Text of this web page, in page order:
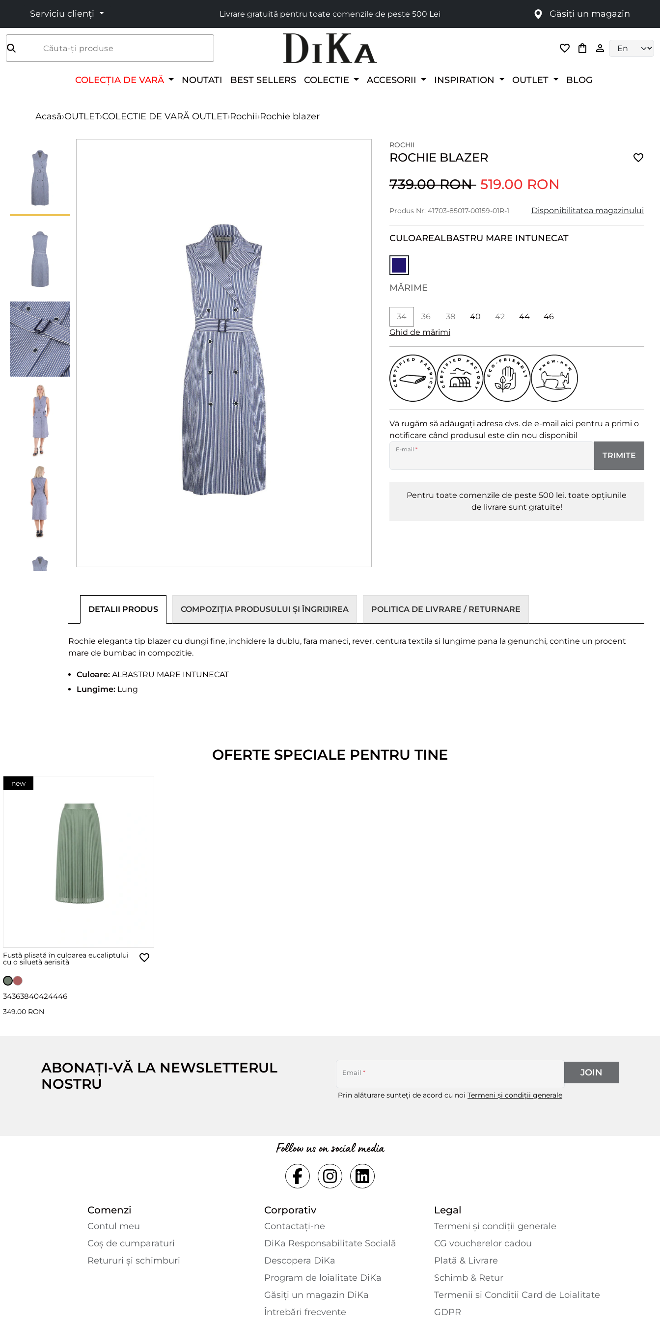
Serviciu clienți Livrare gratuită pentru toate comenzile de peste 500 Lei Găsiți un magazin
Căuta-ți produse
COLECȚIA DE VARĂ NOUTATI BEST SELLERS COLECTIE ACCESORII INSPIRATION OUTLET BLOG
Acasă›OUTLET›COLECTIE DE VARĂ OUTLET›Rochii›Rochie blazer
ROCHII
ROCHIE BLAZER
739.00 RON 519.00 RON
Produs Nr: 41703-85017-00159-01R-1 Disponibilitatea magazinului
CULOAREALBASTRU MARE INTUNECAT
MĂRIME
34 36 38 40 42 44
46
Ghid de mărimi
Vă rugăm să adăugați adresa dvs. de e-mail aici pentru a primi o
notificare când produsul este din nou disponibil
E-mail *
TRIMITE
Pentru toate comenzile de peste 500 lei. toate opțiunile
de livrare sunt gratuite!
DETALII PRODUS COMPOZIȚIA PRODUSULUI ȘI ÎNGRIJIREA POLITICA DE LIVRARE / RETURNARE
Rochie eleganta tip blazer cu dungi fine, inchidere la dublu, fara maneci, rever, centura textila si lungime pana la genunchi, contine un procent
mare de bumbac in compozitie.
Culoare: ALBASTRU MARE INTUNECAT
Lungime: Lung
OFERTE SPECIALE PENTRU TINE
new
Fustă plisată în culoarea eucaliptului
cu o siluetă aerisită
34363840424446
349.00 RON
ABONAȚI-VĂ LA NEWSLETTERUL
NOSTRU
Email *
Prin alăturare sunteți de acord cu noi Termeni și condiții generale
JOIN
Follow us on social media
Comenzi
Contul meu
Coș de cumparaturi
Retururi și schimburi
Corporativ
Contactaţi-ne
DiKa Responsabilitate Socială
Descopera DiKa
Program de loialitate DiKa
Găsiți un magazin DiKa
Întrebări frecvente
Legal
Termeni și condiții generale
CG voucherelor cadou
Plată & Livrare
Schimb & Retur
Termenii si Conditii Card de Loialitate
GDPR